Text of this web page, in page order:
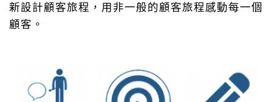
新設計顧客旅程，用非一般的顧客旅程感動每一個
顧客。